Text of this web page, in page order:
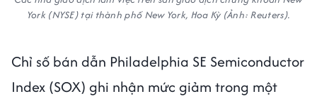
York (NYSE) tại thành phố New York, Hoa Kỳ (Ảnh: Reuters).
Chỉ số bán dẫn Philadelphia SE Semiconductor
Index (SOX) ghi nhận mức giảm trong một